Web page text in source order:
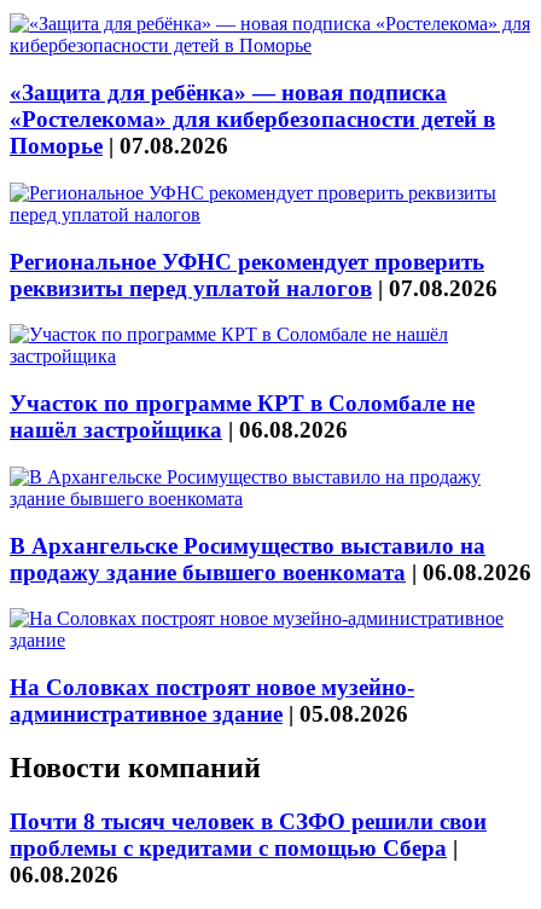
«Защита для ребёнка» — новая подписка
«Ростелекома» для кибербезопасности детей в
Поморье | 07.08.2026
Региональное УФНС рекомендует проверить
реквизиты перед уплатой налогов | 07.08.2026
Участок по программе КРТ в Соломбале не
нашёл застройщика | 06.08.2026
В Архангельске Росимущество выставило на
продажу здание бывшего военкомата | 06.08.2026
На Соловках построят новое музейно-
административное здание | 05.08.2026
Новости компаний
Почти 8 тысяч человек в СЗФО решили свои
проблемы с кредитами с помощью Сбера |
06.08.2026